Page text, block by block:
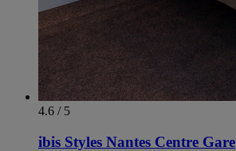
4.6 / 5
ibis Styles Nantes Centre Gare